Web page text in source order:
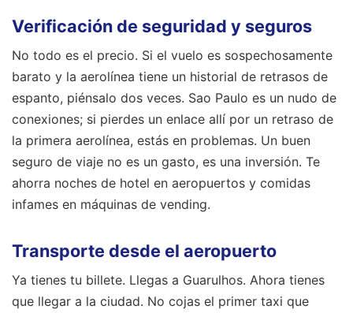
Verificación de seguridad y seguros
No todo es el precio. Si el vuelo es sospechosamente
barato y la aerolínea tiene un historial de retrasos de
espanto, piénsalo dos veces. Sao Paulo es un nudo de
conexiones; si pierdes un enlace allí por un retraso de
la primera aerolínea, estás en problemas. Un buen
seguro de viaje no es un gasto, es una inversión. Te
ahorra noches de hotel en aeropuertos y comidas
infames en máquinas de vending.
Transporte desde el aeropuerto
Ya tienes tu billete. Llegas a Guarulhos. Ahora tienes
que llegar a la ciudad. No cojas el primer taxi que